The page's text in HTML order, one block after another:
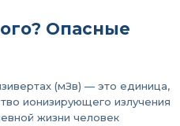
Опасные
(мЗв) — это единица,
ионизирующего излучения
жизни человек